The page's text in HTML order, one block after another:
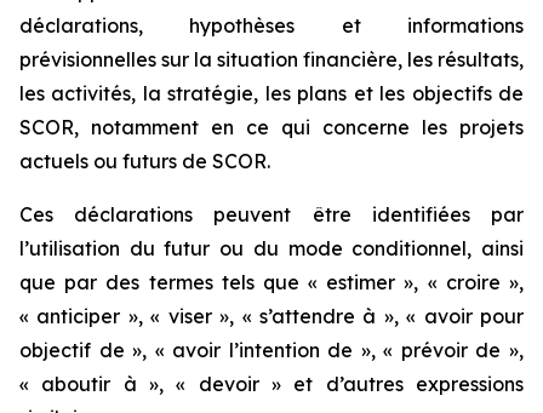
déclarations, hypothèses et informations
prévisionnelles sur la situation financière, les résultats,
les activités, la stratégie, les plans et les objectifs de
SCOR, notamment en ce qui concerne les projets
actuels ou futurs de SCOR.
Ces déclarations peuvent être identifiées par
l’utilisation du futur ou du mode conditionnel, ainsi
que par des termes tels que « estimer », « croire »,
« anticiper », « viser », « s’attendre à », « avoir pour
objectif de », « avoir l’intention de », « prévoir de »,
« aboutir à », « devoir » et d’autres expressions